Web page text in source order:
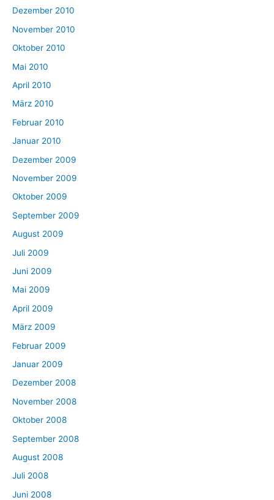
Dezember 2010
November 2010
Oktober 2010
Mai 2010
April 2010
März 2010
Februar 2010
Januar 2010
Dezember 2009
November 2009
Oktober 2009
September 2009
August 2009
Juli 2009
Juni 2009
Mai 2009
April 2009
März 2009
Februar 2009
Januar 2009
Dezember 2008
November 2008
Oktober 2008
September 2008
August 2008
Juli 2008
Juni 2008